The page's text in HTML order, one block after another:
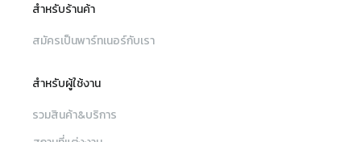
สำหรับร้านค้า
สมัครเป็นพาร์ทเนอร์กับเรา
สำหรับผู้ใช้งาน
รวมสินค้า&บริการ